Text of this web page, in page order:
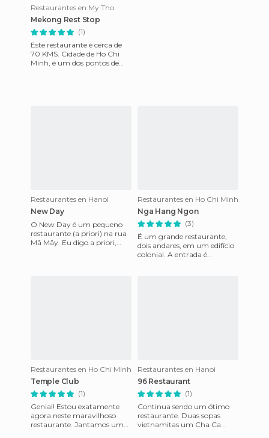
Restaurantes en My Tho
Mekong Rest Stop
(1)
Este restaurante é cerca de
70 KMS. Cidade de Ho Chi
Minh, é um dos pontos de
Restaurantes en Hanoi
New Day
O New Day é um pequeno
restaurante (a priori) na rua
Mã Mãy. Eu digo a priori,
Restaurantes en Ho Chi Minh
Nga Hang Ngon
(3)
É um grande restaurante,
dois andares, em um edifício
colonial. A entrada é
Restaurantes en Ho Chi Minh
Temple Club
(1)
Genial! Estou exatamente
agora neste maravilhoso
restaurante. Jantamos um
Restaurantes en Hanoi
96 Restaurant
(1)
Continua sendo um ótimo
restaurante. Duas sopas
vietnamitas um Cha Ca